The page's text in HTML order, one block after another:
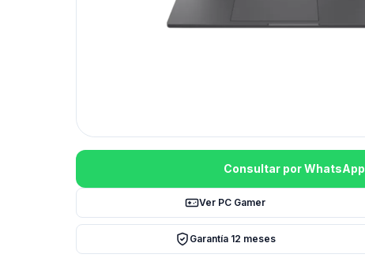
Consultar por WhatsApp
Ver PC Gamer
Garantía 12 meses